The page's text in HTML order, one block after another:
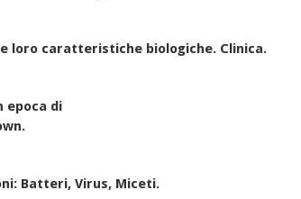
loro caratteristiche biologiche. Clinica.
epoca di
Batteri, Virus, Miceti.